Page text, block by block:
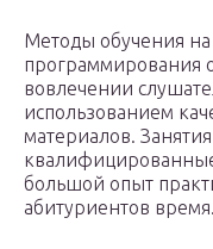
Методы обучения на
программирования
вовлечении
использованием
материалов.
большой опыт
абитуриентов время.